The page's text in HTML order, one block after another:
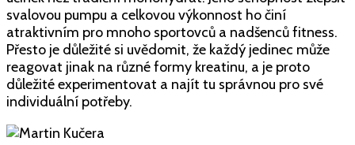
svalovou pumpu a celkovou výkonnost ho činí
atraktivním pro mnoho sportovců a nadšenců fitness.
Přesto je důležité si uvědomit, že každý jedinec může
reagovat jinak na různé formy kreatinu, a je proto
důležité experimentovat a najít tu správnou pro své
individuální potřeby.